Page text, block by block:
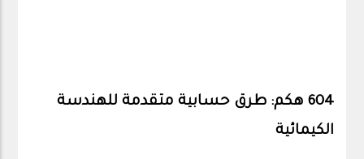
604 هكم: طرق حسابية متقدمة للهندسة
الكيمائية